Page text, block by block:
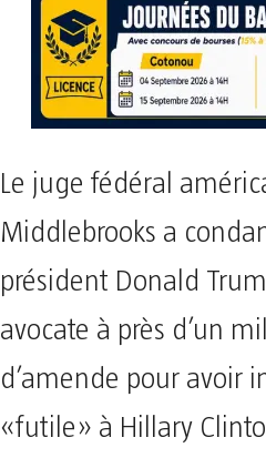
Le juge fédéral
Middlebrooks a
président Donald
avocate à près d’un
d’amende pour avoir
«futile» à Hillary